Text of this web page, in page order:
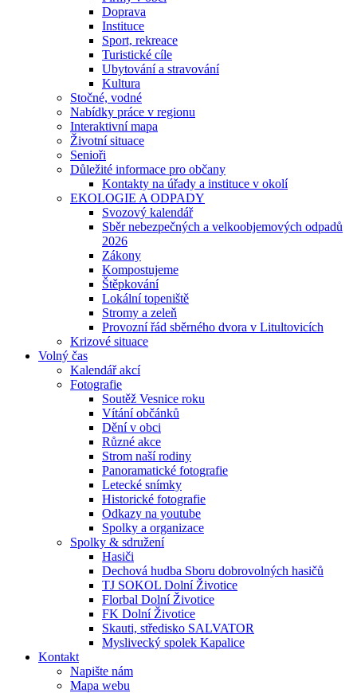
Doprava
Instituce
Sport, rekreace
Turistické cíle
Ubytování a stravování
Kultura
Stočné, vodné
Nabídky práce v regionu
Interaktivní mapa
Životní situace
Senioři
Důležité informace pro občany
Kontakty na úřady a instituce v okolí
EKOLOGIE A ODPADY
Svozový kalendář
Sběr nebezpečných a velkoobjemových odpadů
2026
Zákony
Kompostujeme
Štěpkování
Lokální topeniště
Stromy a zeleň
Provozní řád sběrného dvora v Litultovicích
Krizové situace
Volný čas
Kalendář akcí
Fotografie
Soutěž Vesnice roku
Vítání občánků
Dění v obci
Různé akce
Strom naší rodiny
Panoramatické fotografie
Letecké snímky
Historické fotografie
Odkazy na youtube
Spolky a organizace
Spolky & sdružení
Hasiči
Dechová hudba Sboru dobrovolných hasičů
TJ SOKOL Dolní Životice
Florbal Dolní Životice
FK Dolní Životice
Skauti, středisko SALVATOR
Myslivecký spolek Kapalice
Kontakt
Napište nám
Mapa webu